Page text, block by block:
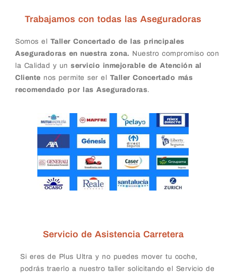
Trabajamos con todas las Aseguradoras
Somos el Taller Concertado de las principales
Aseguradoras en nuestra zona. Nuestro compromiso con
la Calidad y un servicio inmejorable de Atención al
Cliente nos permite ser el Taller Concertado más
recomendado por las Aseguradoras.
Servicio de Asistencia Carretera
Si eres de Plus Ultra y no puedes mover tu coche,
podrás traerlo a nuestro taller solicitando el Servicio de